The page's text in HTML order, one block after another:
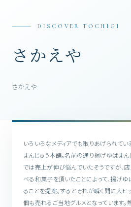
DISCOVER TOCHIGI
さかえや
さかえや
いろいろなメディアでも取りあげられて
まんじゅう本舗。名前の通り揚げゆばま
では売上が伸び悩んでいたそうですが、
べる和菓子を頂いたことによって、揚げ
ることを提案。するとそれが瞬く間に大ヒ
個も売れるご当地グルメとなっています